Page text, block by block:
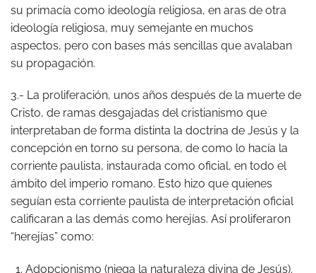
su primacía como ideología religiosa, en aras de otra
ideología religiosa, muy semejante en muchos
aspectos, pero con bases más sencillas que avalaban
su propagación.
3.- La proliferación, unos años después de la muerte de
Cristo, de ramas desgajadas del cristianismo que
interpretaban de forma distinta la doctrina de Jesús y la
concepción en torno su persona, de como lo hacía la
corriente paulista, instaurada como oficial, en todo el
ámbito del imperio romano. Esto hizo que quienes
seguían esta corriente paulista de interpretación oficial
calificaran a las demás como herejías. Así proliferaron
“herejías” como:
Adopcionismo (niega la naturaleza divina de Jesús).